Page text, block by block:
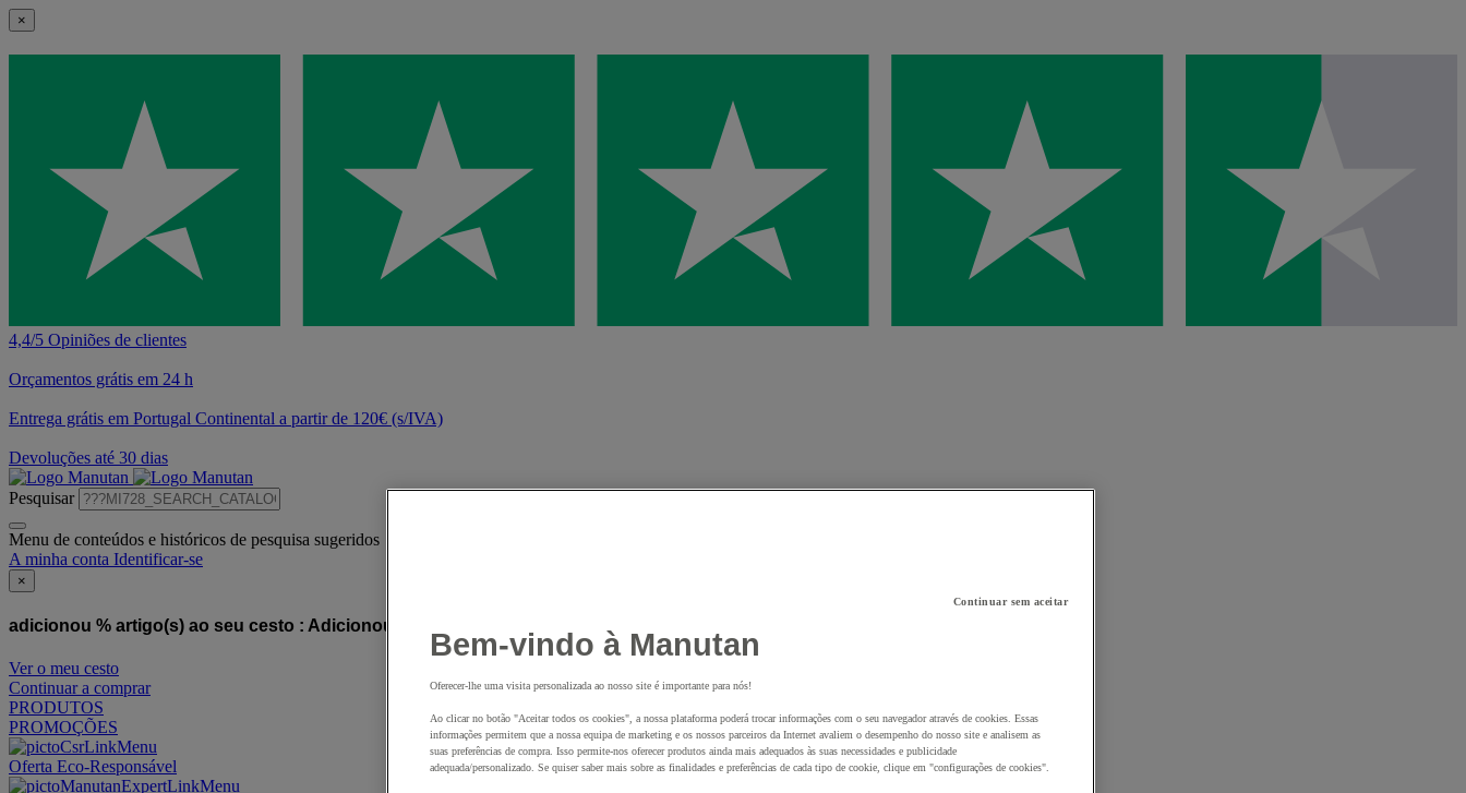
×
4,4/5 Opiniões de clientes
Orçamentos grátis em 24 h
Entrega grátis em Portugal Continental a partir de 120€ (s/IVA)
Devoluções até 30 dias
Pesquisar
Menu de conteúdos e históricos de pesquisa sugeridos
A minha conta Identificar-se
×
adicionou % artigo(s) ao seu cesto : Adicionou este artigo ao seu cesto :
Ver o meu cesto
Continuar a comprar
PRODUTOS
PROMOÇÕES
Oferta Eco-Responsável
Continuar sem aceitar
Bem-vindo à Manutan
Oferecer-lhe uma visita personalizada ao nosso site é importante para nós!
Ao clicar no botão "Aceitar todos os cookies", a nossa plataforma poderá trocar informações com o seu navegador através de cookies. Essas
informações permitem que a nossa equipa de marketing e os nossos parceiros da Internet avaliem o desempenho do nosso site e analisem as
suas preferências de compra. Isso permite-nos oferecer produtos ainda mais adequados às suas necessidades e publicidade
adequada/personalizado. Se quiser saber mais sobre as finalidades e preferências de cada tipo de cookie, clique em "configurações de cookies".